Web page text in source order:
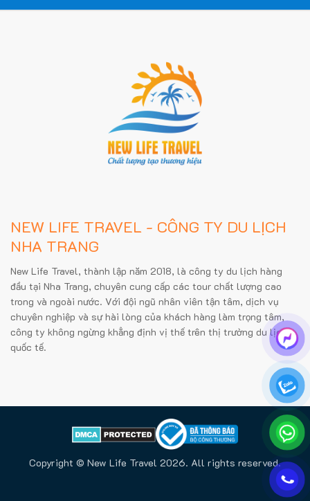
NEW LIFE TRAVEL - CÔNG TY DU LỊCH
NHA TRANG
New Life Travel, thành lập năm 2018, là công ty du lịch hàng
đầu tại Nha Trang, chuyên cung cấp các tour chất lượng cao
trong và ngoài nước. Với đội ngũ nhân viên tận tâm, dịch vụ
chuyên nghiệp và sự hài lòng của khách hàng làm trọng tâm,
công ty không ngừng khẳng định vị thế trên thị trường du lịch
quốc tế.
Copyright © New Life Travel 2026. All rights reserved.